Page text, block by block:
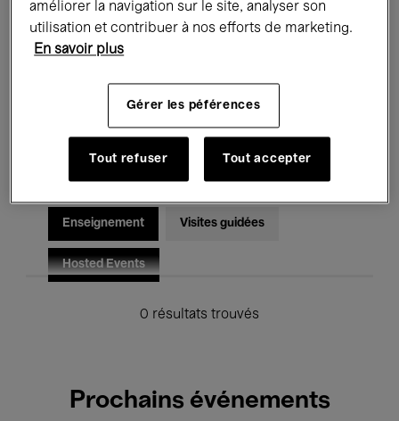
Rencontres & Débats Jazz
Musique électronique
Pour tous Kids’ Palace
Enseignement Visites guidées
Hosted Events
0 résultats trouvés
Prochains événements
améliorer la navigation sur le site, analyser son
utilisation et contribuer à nos efforts de marketing.
En savoir plus
Gérer les péférences
Tout refuser Tout accepter